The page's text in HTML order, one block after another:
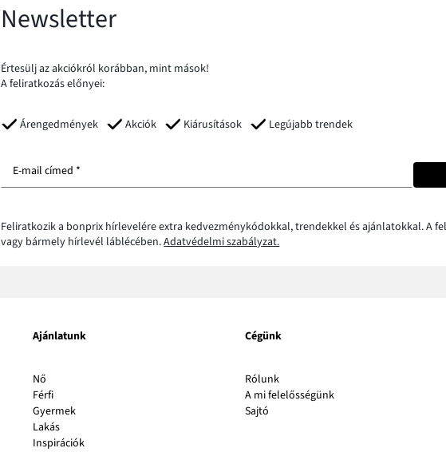
Newsletter
Értesülj az akciókról korábban, mint mások!
A feliratkozás előnyei:
Árengedmények Akciók Kiárusítások Legújabb trendek
E-mail címed *
Feliratkozik a bonprix hírlevelére extra kedvezménykódokkal, trendekkel és ajánlatokkal. A
vagy bármely hírlevél láblécében.Adatvédelmi szabályzat.
Ajánlatunk
Nő
Férfi
Gyermek
Lakás
Inspirációk
Cégünk
RólunkA
link
A mi felelősségünkA
Sajtó